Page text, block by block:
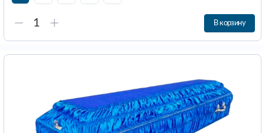
В корзину